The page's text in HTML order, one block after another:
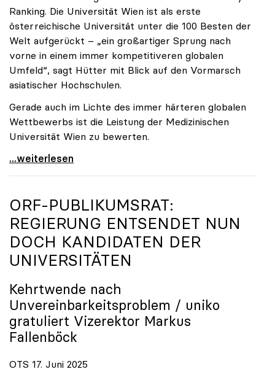
Ranking. Die Universität Wien ist als erste
österreichische Universität unter die 100 Besten der
Welt aufgerückt – „ein großartiger Sprung nach
vorne in einem immer kompetitiveren globalen
Umfeld“, sagt Hütter mit Blick auf den Vormarsch
asiatischer Hochschulen.
Gerade auch im Lichte des immer härteren globalen
Wettbewerbs ist die Leistung der Medizinischen
Universität Wien zu bewerten.
„Top-Rankingplätze heimischer Universitäten geben
...weiterlesen
ORF-PUBLIKUMSRAT:
REGIERUNG ENTSENDET NUN
DOCH KANDIDATEN DER
UNIVERSITÄTEN
Kehrtwende nach
Unvereinbarkeitsproblem / uniko
gratuliert Vizerektor Markus
Fallenböck
OTS 17. Juni 2025